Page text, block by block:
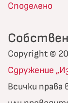
Copyright ©
Сдружение
Всички
Споделено